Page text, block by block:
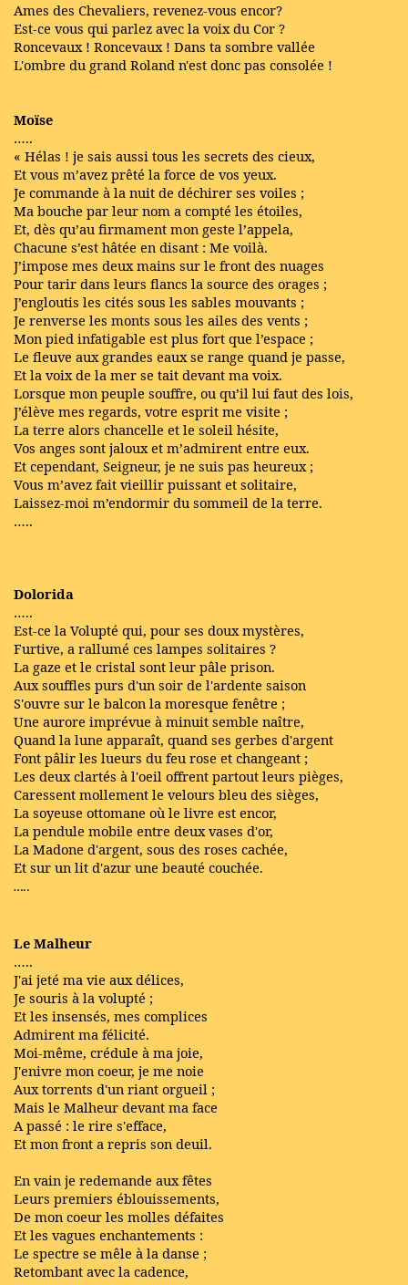
Ames des Chevaliers, revenez-vous encor?
Est-ce vous qui parlez avec la voix du Cor ?
Roncevaux ! Roncevaux ! Dans ta sombre vallée
L'ombre du grand Roland n'est donc pas consolée !
Moïse
…..
« Hélas ! je sais aussi tous les secrets des cieux,
Et vous m’avez prêté la force de vos yeux.
Je commande à la nuit de déchirer ses voiles ;
Ma bouche par leur nom a compté les étoiles,
Et, dès qu’au firmament mon geste l’appela,
Chacune s’est hâtée en disant : Me voilà.
J’impose mes deux mains sur le front des nuages
Pour tarir dans leurs flancs la source des orages ;
J’engloutis les cités sous les sables mouvants ;
Je renverse les monts sous les ailes des vents ;
Mon pied infatigable est plus fort que l’espace ;
Le fleuve aux grandes eaux se range quand je passe,
Et la voix de la mer se tait devant ma voix.
Lorsque mon peuple souffre, ou qu’il lui faut des lois,
J’élève mes regards, votre esprit me visite ;
La terre alors chancelle et le soleil hésite,
Vos anges sont jaloux et m’admirent entre eux.
Et cependant, Seigneur, je ne suis pas heureux ;
Vous m’avez fait vieillir puissant et solitaire,
Laissez-moi m’endormir du sommeil de la terre.
…..
Dolorida
…..
Est-ce la Volupté qui, pour ses doux mystères,
Furtive, a rallumé ces lampes solitaires ?
La gaze et le cristal sont leur pâle prison.
Aux souffles purs d'un soir de l'ardente saison
S'ouvre sur le balcon la moresque fenêtre ;
Une aurore imprévue à minuit semble naître,
Quand la lune apparaît, quand ses gerbes d'argent
Font pâlir les lueurs du feu rose et changeant ;
Les deux clartés à l'oeil offrent partout leurs pièges,
Caressent mollement le velours bleu des sièges,
La soyeuse ottomane où le livre est encor,
La pendule mobile entre deux vases d'or,
La Madone d'argent, sous des roses cachée,
Et sur un lit d'azur une beauté couchée.
…..
Le Malheur
…..
J'ai jeté ma vie aux délices,
Je souris à la volupté ;
Et les insensés, mes complices
Admirent ma félicité.
Moi-même, crédule à ma joie,
J'enivre mon coeur, je me noie
Aux torrents d'un riant orgueil ;
Mais le Malheur devant ma face
A passé : le rire s'efface,
Et mon front a repris son deuil.
En vain je redemande aux fêtes
Leurs premiers éblouissements,
De mon coeur les molles défaites
Et les vagues enchantements :
Le spectre se mêle à la danse ;
Retombant avec la cadence,